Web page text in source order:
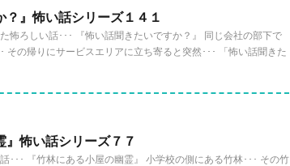
？』怖い話シリーズ１４１
怖ろしい話･･･ 『怖い話聞きたいですか？』 同じ会社の部下で
その帰りにサービスエリアに立ち寄ると突然･･･ 「怖い話聞きた
』怖い話シリーズ７７
･･･ 『竹林にある小屋の幽霊』 小学校の側にある竹林･･･ その竹